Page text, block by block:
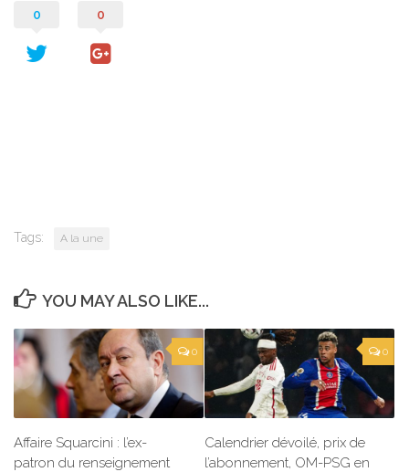
0 0
Tags: A la une
YOU MAY ALSO LIKE...
0
Affaire Squarcini : l’ex-
patron du renseignement
0
Calendrier dévoilé, prix de
l’abonnement, OM-PSG en